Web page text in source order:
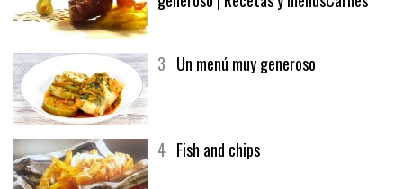
3 Un menú muy generoso
4 Fish and chips